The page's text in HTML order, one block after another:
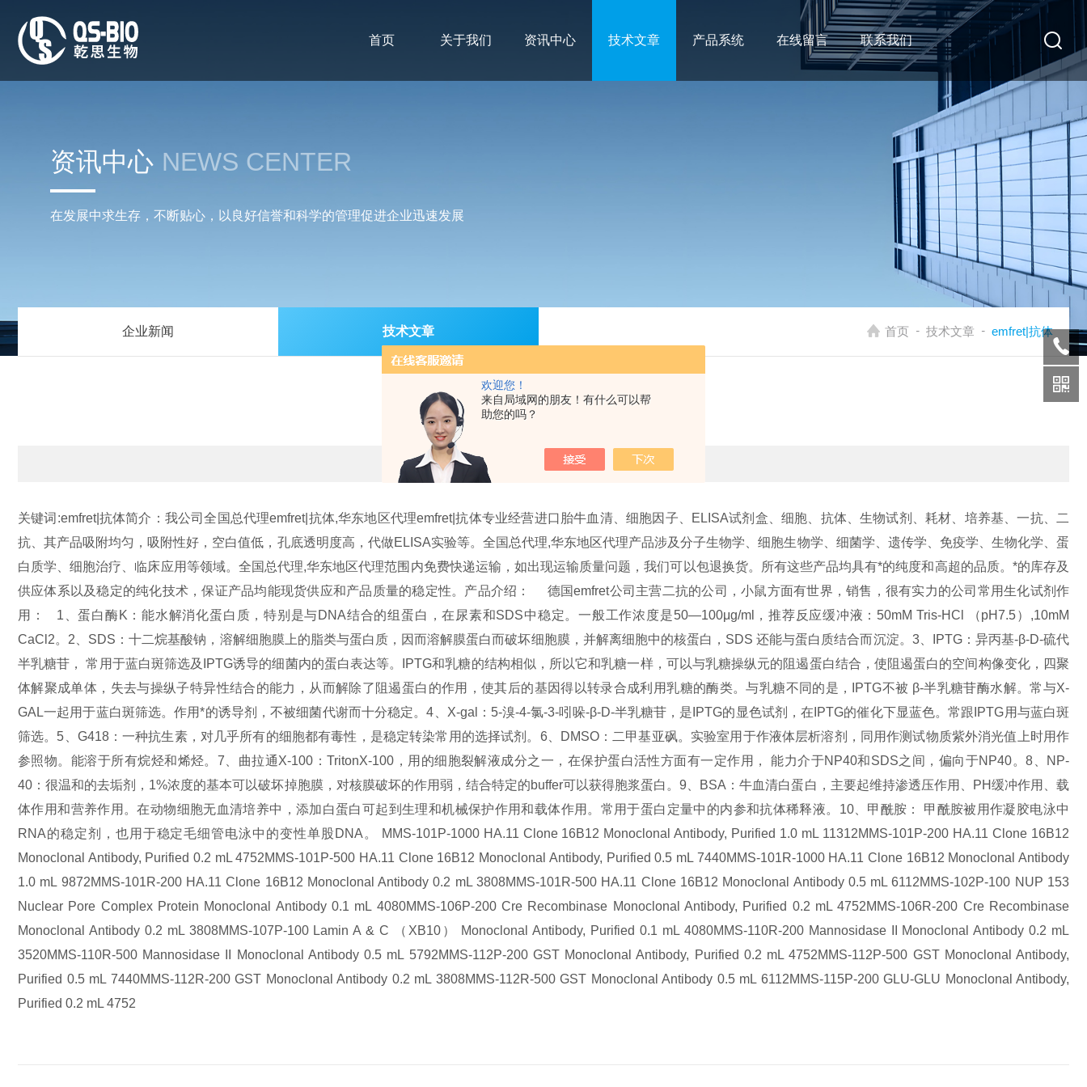
欢迎您！
来自局域网的朋友！有什么可以帮
助您的吗？
首页 关于我们 资讯中心 技术文章 产品系统 在线留言 联系我们
资讯中心 NEWS CENTER
在发展中求生存，不断贴心，以良好信誉和科学的管理促进企业迅速发展
企业新闻 技术文章 首页 - 技术文章 - emfret|抗体
emfret|抗体
更新时间：2016-12-07 点击次数：351
关键词:emfret|抗体简介：我公司全国总代理emfret|抗体,华东地区代理emfret|抗体专业经营进口胎牛血清、细胞因子、ELISA试剂盒、细胞、抗体、生物试剂、耗材、培养基、一抗、二
抗、其产品吸附均匀，吸附性好，空白值低，孔底透明度高，代做ELISA实验等。 全国总代理,华东地区代理产品涉及分子生物学、细胞生物学、细菌学、遗传学、免疫学、生物化学、蛋
白质学、细胞治疗、临床应用等领域。全国总代理,华东地区代理范围内免费快递运输，如出现运输质量问题，我们可以包退换货。所有这些产品均具有*的纯度和高超的品质。*的库存及
供应体系以及稳定的纯化技术，保证产品均能现货供应和产品质量的稳定性。 产品介绍： 德国emfret公司主营二抗的公司，小鼠方面有世界，销售，很有实力的公司 常用生化试剂作
用： 1、蛋白酶K：能水解消化蛋白质，特别是与DNA结合的组蛋白，在尿素和SDS中稳定。一般工作浓度是50—100μg/ml，推荐反应缓冲液：50mM Tris-HCl （pH7.5）,10mM
CaCl2。 2、SDS：十二烷基酸钠，溶解细胞膜上的脂类与蛋白质，因而溶解膜蛋白而破坏细胞膜，并解离细胞中的核蛋白，SDS 还能与蛋白质结合而沉淀。 3、IPTG：异丙基-β-D-硫代
半乳糖苷， 常用于蓝白斑筛选及IPTG诱导的细菌内的蛋白表达等。IPTG和乳糖的结构相似，所以它和乳糖一样，可以与乳糖操纵元的阻遏蛋白结合，使阻遏蛋白的空间构像变化，四聚
体解聚成单体，失去与操纵子特异性结合的能力，从而解除了阻遏蛋白的作用，使其后的基因得以转录合成利用乳糖的酶类。与乳糖不同的是，IPTG不被 β-半乳糖苷酶水解。常与X-
GAL一起用于蓝白斑筛选。作用*的诱导剂，不被细菌代谢而十分稳定。4、X-gal：5-溴-4-氯-3-吲哚-β-D-半乳糖苷，是IPTG的显色试剂，在IPTG的催化下显蓝色。常跟IPTG用与蓝白斑
筛选。 5、G418：一种抗生素，对几乎所有的细胞都有毒性，是稳定转染常用的选择试剂。 6、DMSO：二甲基亚砜。实验室用于作液体层析溶剂，同用作测试物质紫外消光值上时用作
参照物。能溶于所有烷烃和烯烃。 7、曲拉通X-100：TritonX-100，用的细胞裂解液成分之一，在保护蛋白活性方面有一定作用， 能力介于NP40和SDS之间，偏向于NP40。8、NP-
40：很温和的去垢剂，1%浓度的基本可以破坏掉胞膜，对核膜破坏的作用弱，结合特定的buffer可以获得胞浆蛋白。9、BSA：牛血清白蛋白，主要起维持渗透压作用、PH缓冲作用、载
体作用和营养作用。在动物细胞无血清培养中，添加白蛋白可起到生理和机械保护作用和载体作用。常用于蛋白定量中的内参和抗体稀释液。 10、甲酰胺： 甲酰胺被用作凝胶电泳中
RNA的稳定剂，也用于稳定毛细管电泳中的变性单股DNA。
MMS-101P-1000 HA.11 Clone 16B12 Monoclonal Antibody, Purified 1.0 mL 11312MMS-101P-200 HA.11 Clone 16B12
Monoclonal Antibody, Purified 0.2 mL 4752MMS-101P-500 HA.11 Clone 16B12 Monoclonal Antibody, Purified 0.5 mL 7440MMS-101R-1000 HA.11 Clone 16B12 Monoclonal Antibody
1.0 mL 9872MMS-101R-200 HA.11 Clone 16B12 Monoclonal Antibody 0.2 mL 3808MMS-101R-500 HA.11 Clone 16B12 Monoclonal Antibody 0.5 mL 6112MMS-102P-100 NUP 153
Nuclear Pore Complex Protein Monoclonal Antibody 0.1 mL 4080MMS-106P-200 Cre Recombinase Monoclonal Antibody, Purified 0.2 mL 4752MMS-106R-200 Cre Recombinase
Monoclonal Antibody 0.2 mL 3808MMS-107P-100 Lamin A & C （XB10） Monoclonal Antibody, Purified 0.1 mL 4080MMS-110R-200 Mannosidase II Monoclonal Antibody 0.2 mL
3520MMS-110R-500 Mannosidase II Monoclonal Antibody 0.5 mL 5792MMS-112P-200 GST Monoclonal Antibody, Purified 0.2 mL 4752MMS-112P-500 GST Monoclonal Antibody,
Purified 0.5 mL 7440MMS-112R-200 GST Monoclonal Antibody 0.2 mL 3808MMS-112R-500 GST Monoclonal Antibody 0.5 mL 6112MMS-115P-200 GLU-GLU Monoclonal Antibody,
Purified 0.2 mL 4752